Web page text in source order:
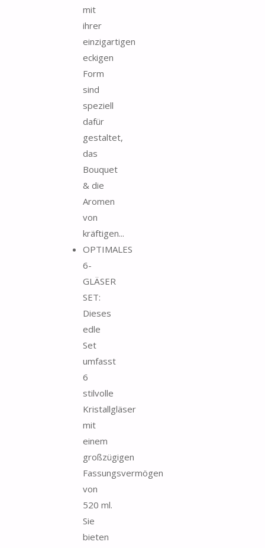
mit
ihrer
einzigartigen
eckigen
Form
sind
speziell
dafür
gestaltet,
das
Bouquet
& die
Aromen
von
kräftigen...
OPTIMALES
6-
GLÄSER
SET:
Dieses
edle
Set
umfasst
6
stilvolle
Kristallgläser
mit
einem
großzügigen
Fassungsvermögen
von
520 ml.
Sie
bieten